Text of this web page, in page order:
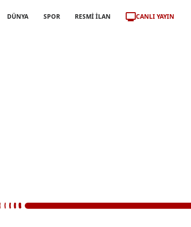
DÜNYA SPOR RESMİ İLAN CANLI YAYIN